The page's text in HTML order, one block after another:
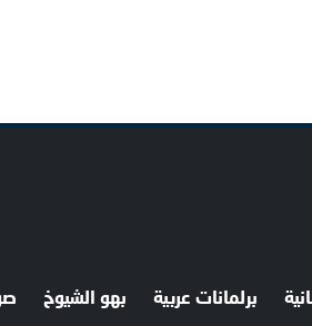
برلمانات عربية بهو الشيوخ